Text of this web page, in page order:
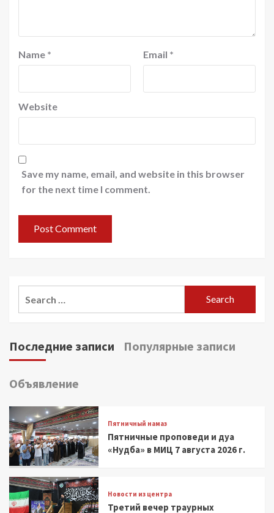
Name * Email *
Website
Save my name, email, and website in this browser
for the next time I comment.
Последние записи Популярные записи
Объявление
Пятничный намаз
Пятничные проповеди и дуа
«Нудба» в МИЦ 7 августа 2026 г.
Новости из центра
Третий вечер траурных